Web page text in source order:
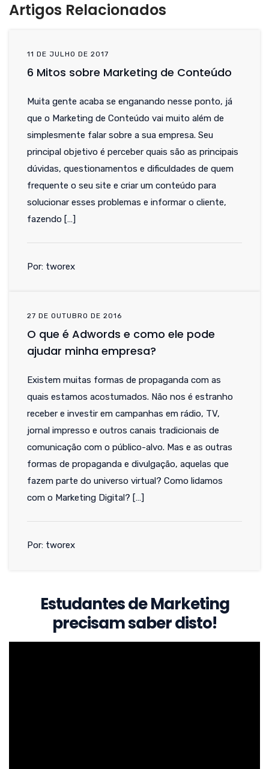
Artigos Relacionados
11 DE JULHO DE 2017
6 Mitos sobre Marketing de Conteúdo
Muita gente acaba se enganando nesse ponto, já
que o Marketing de Conteúdo vai muito além de
simplesmente falar sobre a sua empresa. Seu
principal objetivo é perceber quais são as principais
dúvidas, questionamentos e dificuldades de quem
frequente o seu site e criar um conteúdo para
solucionar esses problemas e informar o cliente,
fazendo […]
Por: tworex
27 DE OUTUBRO DE 2016
O que é Adwords e como ele pode
ajudar minha empresa?
Existem muitas formas de propaganda com as
quais estamos acostumados. Não nos é estranho
receber e investir em campanhas em rádio, TV,
jornal impresso e outros canais tradicionais de
comunicação com o público-alvo. Mas e as outras
formas de propaganda e divulgação, aquelas que
fazem parte do universo virtual? Como lidamos
com o Marketing Digital? […]
Por: tworex
Estudantes de Marketing
precisam saber disto!